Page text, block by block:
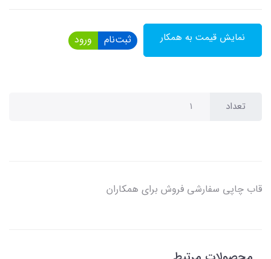
نمایش قیمت به همکار ثبت‌نام ورود
تعداد
قاب چاپی سفارشی فروش برای همکاران